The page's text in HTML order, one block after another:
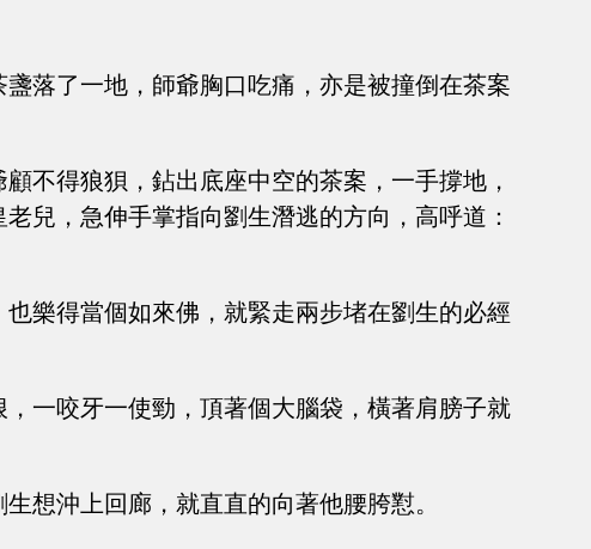
落了一地，師爺胸口吃痛，亦是被撞倒在茶案
不得狼狽，鉆出底座中空的茶案，一手撐地，
兒，急伸手掌指向劉生潛逃的方向，高呼道：
樂得當個如來佛，就緊走兩步堵在劉生的必經
一咬牙一使勁，頂著個大腦袋，橫著肩膀子就
想沖上回廊，就直直的向著他腰胯懟。